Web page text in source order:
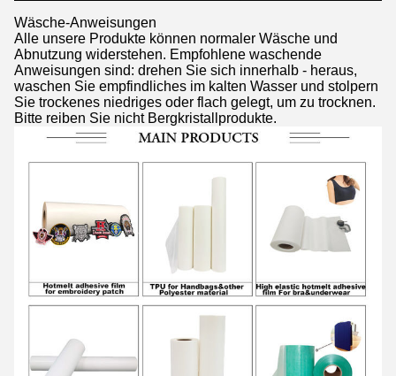
Wäsche-Anweisungen
Alle unsere Produkte können normaler Wäsche und
Abnutzung widerstehen. Empfohlene waschende
Anweisungen sind: drehen Sie sich innerhalb - heraus,
waschen Sie empfindliches im kalten Wasser und stolpern
Sie trockenes niedriges oder flach gelegt, um zu trocknen.
Bitte reiben Sie nicht Bergkristallprodukte.